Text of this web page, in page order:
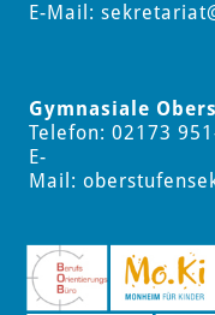
E-Mail: sekretariat
Gymnasiale
Telefon: 02173
E-
Mail: